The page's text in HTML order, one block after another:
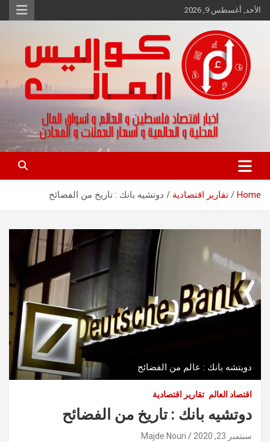
Skip
to
الأحد, أغسطس 9, 2026
كواليس المال
اخبار اقتصاد فلسطين و العالم و تقارير اسواق المال و العملات
Home تقارير اقتصادية دوتشيه بانك : تاريخ من الفضائح
دويتشه بانك : عالم من الفضائح
اقتصاد العالم تقارير اقتصادية
دوتشيه بانك : تاريخ من الفضائح
سبتمبر 23, 2020 Majde Nouri